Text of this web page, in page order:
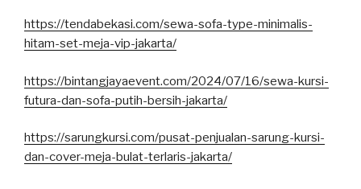
https://tendabekasi.com/sewa-sofa-type-minimalis-
hitam-set-meja-vip-jakarta/
https://bintangjayaevent.com/2024/07/16/sewa-kursi-
futura-dan-sofa-putih-bersih-jakarta/
https://sarungkursi.com/pusat-penjualan-sarung-kursi-
dan-cover-meja-bulat-terlaris-jakarta/